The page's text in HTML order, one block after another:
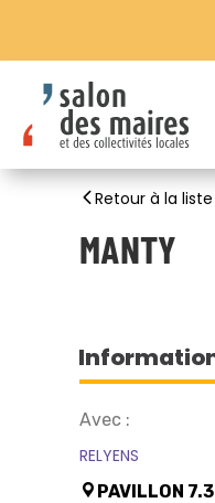
Retour à la
MANTY
Avec :
RELYENS
PAVILLON